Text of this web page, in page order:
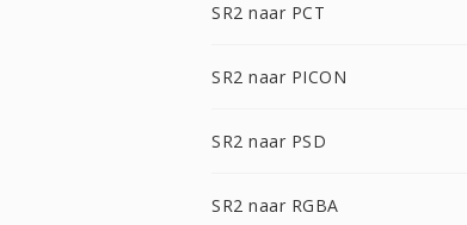
SR2 naar PCT
SR2 naar PICON
SR2 naar PSD
SR2 naar RGBA